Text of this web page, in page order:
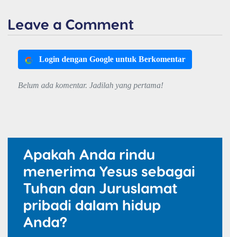
Leave a Comment
Login dengan Google untuk Berkomentar
Belum ada komentar. Jadilah yang pertama!
Apakah Anda rindu
menerima Yesus sebagai
Tuhan dan Juruslamat
pribadi dalam hidup
Anda?